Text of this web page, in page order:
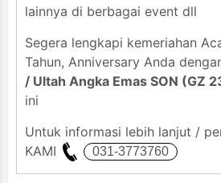
lainnya di berbagai event dll
Segera lengkapi kemeriahan
Tahun, Anniversary Anda
/ Ultah Angka Emas SON (GZ
ini
Untuk informasi lebih lanjut /
KAMI